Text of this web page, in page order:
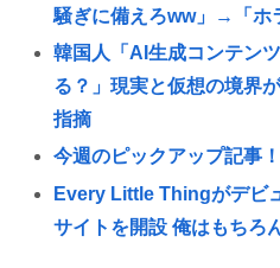
騒ぎに備えろww」→「ホ
韓国人「AI生成コンテン
る？」現実と仮想の境界
指摘
今週のピックアップ記事
Every Little Thingがデビ
サイトを開設 俺はもちろ